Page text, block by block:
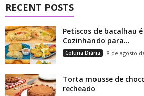
RECENT POSTS
Petiscos de bacalhau
Cozinhando para...
Coluna Diária 8 de agosto
Torta mousse de
recheado